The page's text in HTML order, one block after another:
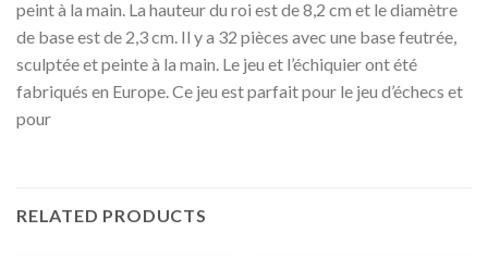
peint à la main. La hauteur du roi est de 8,2 cm et le diamètre
de base est de 2,3 cm. Il y a 32 pièces avec une base feutrée,
sculptée et peinte à la main. Le jeu et l’échiquier ont été
fabriqués en Europe. Ce jeu est parfait pour le jeu d’échecs et
pour
RELATED PRODUCTS